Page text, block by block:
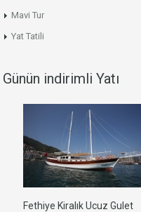
Mavi Tur
Yat Tatili
Günün indirimli Yatı
Fethiye Kiralık Ucuz Gulet